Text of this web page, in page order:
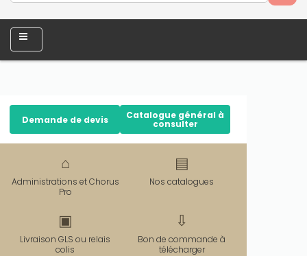
Demande de devis Catalogue général à
consulter
⌂
Administrations et Chorus
Pro
▤
Nos catalogues
▣
Livraison GLS ou relais
colis
⇩
Bon de commande à
télécharger